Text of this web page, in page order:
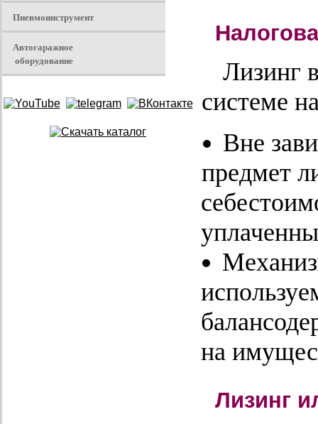
Пневмоинструмент
Автогаражное
оборудование
Лизинг
системе
Вне
предмет
на
Лизинг